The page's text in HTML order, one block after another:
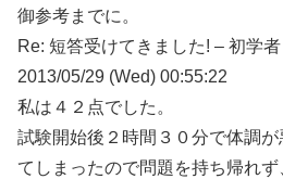
御参考までに。
Re: 短答受けてきました! – 初学者
2013/05/29 (Wed) 00:55:22
私は４２点でした。
試験開始後２時間３０分で体調
てしまったので問題を持ち帰れず